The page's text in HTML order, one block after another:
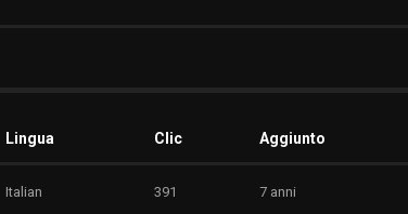
Lingua Clic Aggiunto
Italian 391 7 anni